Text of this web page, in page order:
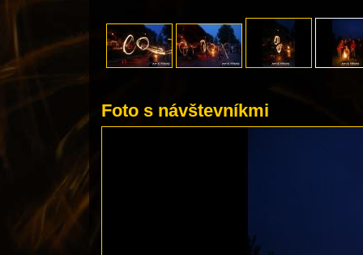
Foto s návštevníkmi